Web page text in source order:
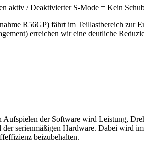
aktiv / Deaktivierter S-Mode = Kein
R56GP) fährt im Teillastbereich zur
erreichen wir eine deutliche
der Software wird Leistung,
serienmäßigen Hardware. Dabei wird
beizubehalten.